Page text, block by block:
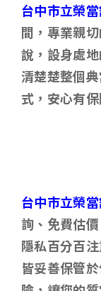
台中市立榮當
間，專業親
說，設身處
清楚楚整個
式，安心有
台中市立榮當
詢、免費估
隱私百分百
皆妥善保管